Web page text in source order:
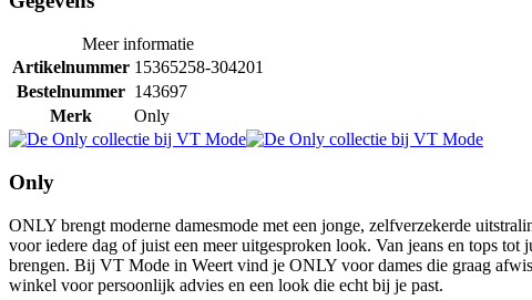
Meer informatie
Artikelnummer 15365258-304201
Bestelnummer 143697
Merk
Only
Only
ONLY brengt moderne damesmode met een jonge, zelfverzekerde
voor iedere dag of juist een meer uitgesproken look. Van jeans en tops
brengen. Bij VT Mode in Weert vind je ONLY voor dames die graag
winkel voor persoonlijk advies en een look die echt bij je past.